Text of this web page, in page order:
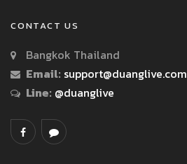
CONTACT US
Bangkok Thailand
Email: support@duanglive.com
Line: @duanglive